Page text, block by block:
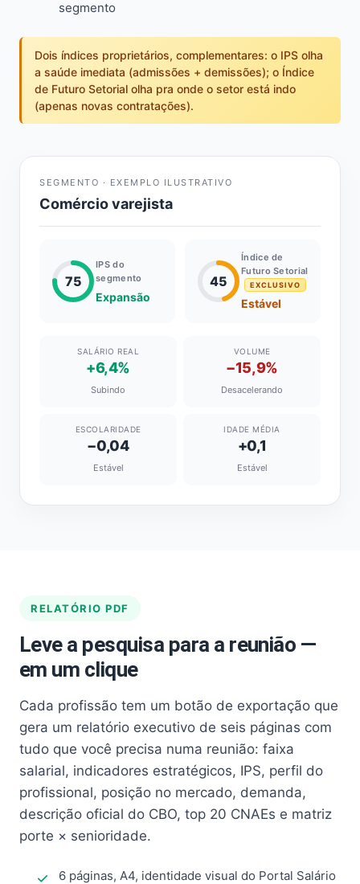
segmento
Dois índices proprietários, complementares: o IPS olha
a saúde imediata (admissões + demissões); o Índice
de Futuro Setorial olha pra onde o setor está indo
(apenas novas contratações).
SEGMENTO · EXEMPLO ILUSTRATIVO
Comércio varejista
75
IPS do
segmento
Expansão
45
Índice de
Futuro Setorial
EXCLUSIVO
Estável
SALÁRIO REAL
+6,4%
Subindo
VOLUME
−15,9%
Desacelerando
ESCOLARIDADE
−0,04
Estável
IDADE MÉDIA
+0,1
Estável
RELATÓRIO PDF
Leve a pesquisa para a reunião —
em um clique
Cada profissão tem um botão de exportação que
gera um relatório executivo de seis páginas com
tudo que você precisa numa reunião: faixa
salarial, indicadores estratégicos, IPS, perfil do
profissional, posição no mercado, demanda,
descrição oficial do CBO, top 20 CNAEs e matriz
porte × senioridade.
6 páginas, A4, identidade visual do Portal Salário